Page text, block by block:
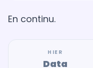
En continu.
HIER
Data